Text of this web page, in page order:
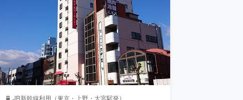
🚆 JR新幹線利用（東京・上野・大宮駅発）